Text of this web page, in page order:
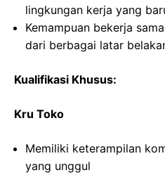
lingkungan kerja yang
Kemampuan bekerja
dari berbagai latar
Kualifikasi Khusus:
Kru Toko
Memiliki keterampilan
yang unggul